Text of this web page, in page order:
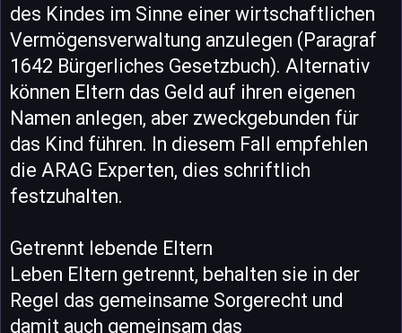
des Kindes im Sinne einer wirtschaftlichen
Vermögensverwaltung anzulegen (Paragraf
1642 Bürgerliches Gesetzbuch). Alternativ
können Eltern das Geld auf ihren eigenen
Namen anlegen, aber zweckgebunden für
das Kind führen. In diesem Fall empfehlen
die ARAG Experten, dies schriftlich
festzuhalten.
Getrennt lebende Eltern
Leben Eltern getrennt, behalten sie in der
Regel das gemeinsame Sorgerecht und
damit auch gemeinsam das